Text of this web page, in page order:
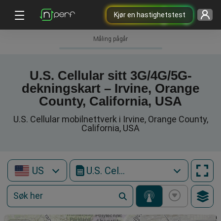
Kjør en hastighetstest
Måling pågår
U.S. Cellular sitt 3G/4G/5G-
dekningskart – Irvine, Orange
County, California, USA
U.S. Cellular mobilnettverk i Irvine, Orange County,
California, USA
US U.S. Cellular